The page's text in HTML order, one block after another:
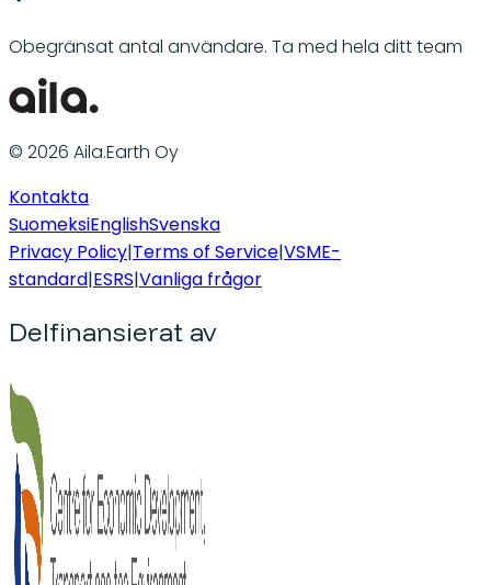
Obegränsat antal användare. Ta med hela ditt team
© 2026 Aila.Earth Oy
Kontakta
SuomeksiEnglishSvenska
Privacy Policy|Terms of Service|VSME-
standard|ESRS|Vanliga frågor
Delfinansierat av